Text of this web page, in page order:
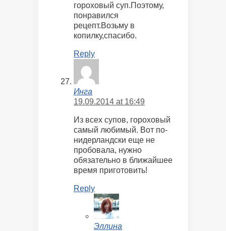
гороховый суп.Поэтому,
понравился
рецепт.Возьму в
копилку,спасибо.
Reply
Инга
19.09.2014 at 16:49
Из всех супов, гороховый
самый любимый. Вот по-
нидерландски еще не
пробовала, нужно
обязательно в ближайшее
время приготовить!
Reply
Эллина